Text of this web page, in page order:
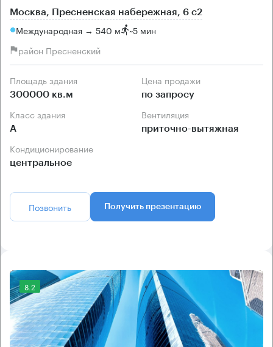
Москва, Пресненская набережная, 6 с2
Международная → 540 м ~5 мин
район Пресненский
Площадь здания
300000 кв.м
Цена продажи
по запросу
Класс здания
А
Вентиляция
приточно-вытяжная
Кондиционирование
центральное
Позвонить Получить презентацию
8.2